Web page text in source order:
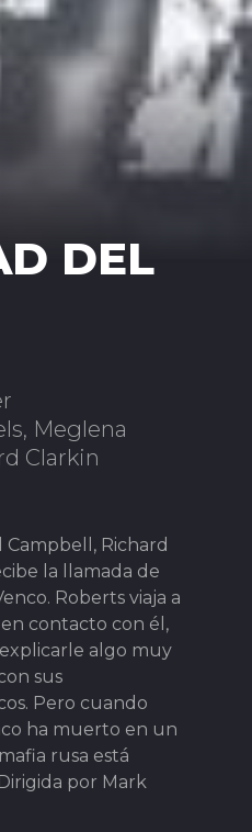
DEL
Meglena
Clarkin
Campbell, Richard
la llamada de
Roberts viaja a
contacto con él,
algo muy
sus
Pero cuando
ha muerto en un
rusa está
por Mark